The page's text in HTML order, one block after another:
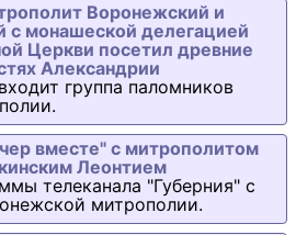
Воронежский и
с монашеской делегацией
Церкви посетил древние
Александрии
группа паломников
вместе" с митрополитом
Леонтием
телеканала "Губерния" с
митрополии.